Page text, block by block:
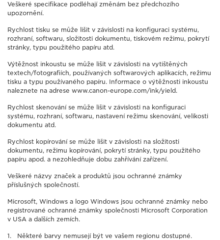
Veškeré specifikace podléhají změnám bez předchozího
upozornění.
Rychlost tisku se může lišit v závislosti na konfiguraci systému,
rozhraní, softwaru, složitosti dokumentu, tiskovém režimu, pokrytí
stránky, typu použitého papíru atd.
Výtěžnost inkoustu se může lišit v závislosti na vytištěných
textech/fotografiích, používaných softwarových aplikacích, režimu
tisku a typu používaného papíru. Informace o výtěžnosti inkoustu
naleznete na adrese www.canon-europe.com/ink/yield.
Rychlost skenování se může lišit v závislosti na konfiguraci
systému, rozhraní, softwaru, nastavení režimu skenování, velikosti
dokumentu atd.
Rychlost kopírování se může lišit v závislosti na složitosti
dokumentu, režimu kopírování, pokrytí stránky, typu použitého
papíru apod. a nezohledňuje dobu zahřívání zařízení.
Veškeré názvy značek a produktů jsou ochranné známky
příslušných společností.
Microsoft, Windows a logo Windows jsou ochranné známky nebo
registrované ochranné známky společnosti Microsoft Corporation
v USA a dalších zemích.
Některé barvy nemusejí být ve vašem regionu dostupné.